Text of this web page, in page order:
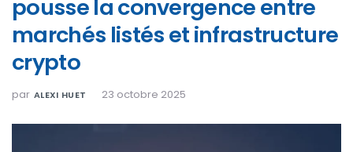
pousse la convergence entre
marchés listés et infrastructure
crypto
par ALEXI HUET 23 octobre 2025